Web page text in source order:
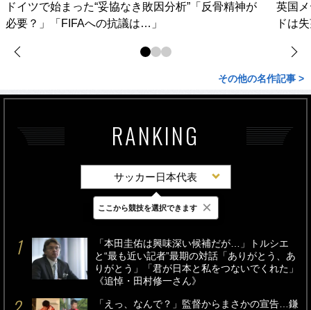
ドイツで始まった“妥協なき敗因分析”「反骨精神が
必要？」「FIFAへの抗議は…」
英国
ドは
その他の名作記事 >
RANKING
サッカー日本代表
最新 24時間 週間
「本田圭佑は興味深い候補だが…」トルシエ
と“最も近い記者”最期の対話「ありがとう、あ
りがとう」「君が日本と私をつないでくれた」
《追悼・田村修一さん》
「えっ、なんで？」監督からまさかの宣告…鎌
ここから競技を選択できます ×